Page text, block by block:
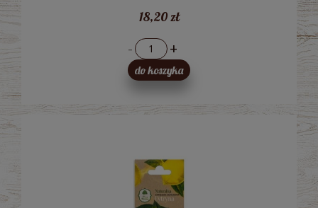
18,20 zł
- +
do koszyka